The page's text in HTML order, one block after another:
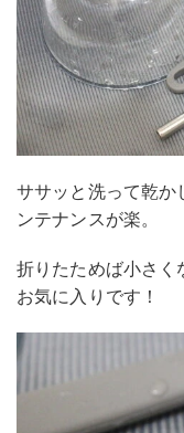
ササッと洗って乾か
ンテナンスが楽。
折りたためば小さ
お気に入りです！